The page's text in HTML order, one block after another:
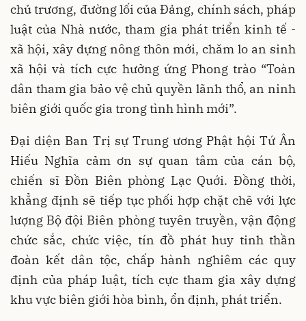
chủ trương, đường lối của Đảng, chính sách, pháp
luật của Nhà nước, tham gia phát triển kinh tế -
xã hội, xây dựng nông thôn mới, chăm lo an sinh
xã hội và tích cực hưởng ứng Phong trào “Toàn
dân tham gia bảo vệ chủ quyền lãnh thổ, an ninh
biên giới quốc gia trong tình hình mới”.
Đại diện Ban Trị sự Trung ương Phật hội Tứ Ân
Hiếu Nghĩa cảm ơn sự quan tâm của cán bộ,
chiến sĩ Đồn Biên phòng Lạc Quới. Đồng thời,
khẳng định sẽ tiếp tục phối hợp chặt chẽ với lực
lượng Bộ đội Biên phòng tuyên truyền, vận động
chức sắc, chức việc, tín đồ phát huy tinh thần
đoàn kết dân tộc, chấp hành nghiêm các quy
định của pháp luật, tích cực tham gia xây dựng
khu vực biên giới hòa bình, ổn định, phát triển.